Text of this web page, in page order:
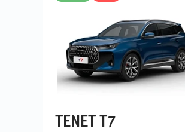
TENET T7